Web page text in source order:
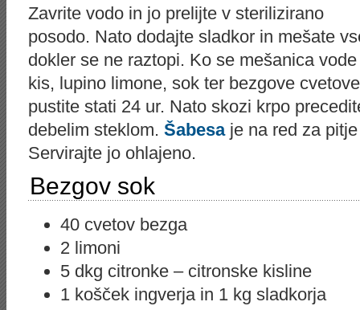
Zavrite vodo in jo prelijte v sterilizirano
posodo. Nato dodajte sladkor in mešate
dokler se ne raztopi. Ko se mešanica
kis, lupino limone, sok ter bezgove
pustite stati 24 ur. Nato skozi krpo
debelim steklom. Šabesaje na red za
Servirajte jo ohlajeno.
Bezgov sok
40 cvetov bezga
2 limoni
5 dkg citronke – citronske kisline
1 košček ingverja in 1 kg sladkorja